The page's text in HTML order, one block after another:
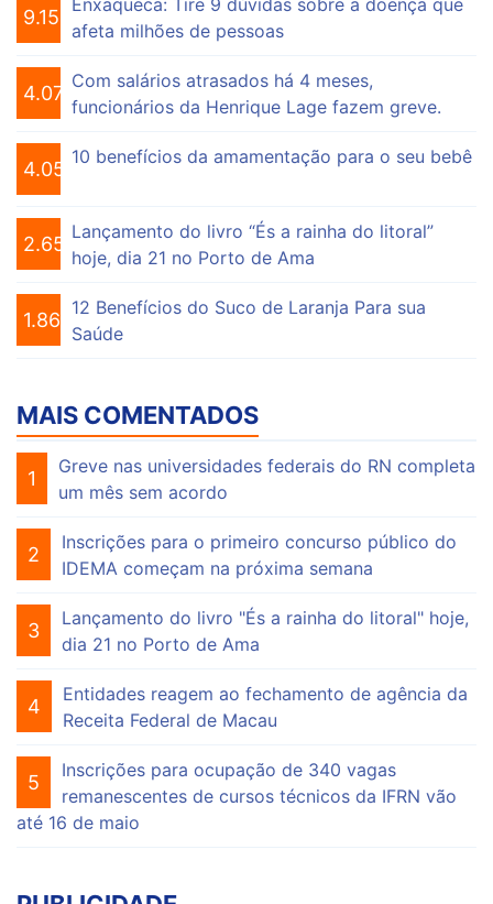
9.155
Enxaqueca: Tire 9 dúvidas sobre a doença que
afeta milhões de pessoas
4.075
Com salários atrasados há 4 meses,
funcionários da Henrique Lage fazem greve.
4.056
10 benefícios da amamentação para o seu bebê
2.652
Lançamento do livro “És a rainha do litoral”
hoje, dia 21 no Porto de Ama
1.864
12 Benefícios do Suco de Laranja Para sua
Saúde
MAIS COMENTADOS
1
Greve nas universidades federais do RN completa
um mês sem acordo
2
Inscrições para o primeiro concurso público do
IDEMA começam na próxima semana
3
Lançamento do livro "És a rainha do litoral" hoje,
dia 21 no Porto de Ama
4
Entidades reagem ao fechamento de agência da
Receita Federal de Macau
5
Inscrições para ocupação de 340 vagas
remanescentes de cursos técnicos da IFRN vão
até 16 de maio